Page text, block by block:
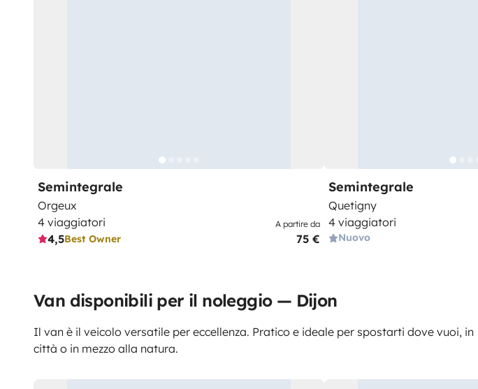
Semintegrale
Orgeux
4 viaggiatori
4,5Best Owner
A partire da
75 €
Semintegrale
Quetigny
4 viaggiatori
Nuovo
Van disponibili per il noleggio — Dijon
Il van è il veicolo versatile per eccellenza. Pratico e ideale per spostarti dove vuoi, in
città o in mezzo alla natura.